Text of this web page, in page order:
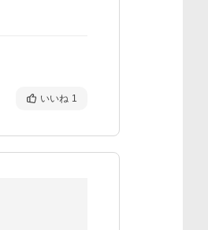
いいね 1